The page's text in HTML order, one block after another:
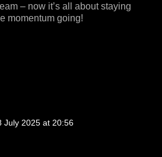
– now it’s all about staying
momentum going!
July 2025 at 20:56